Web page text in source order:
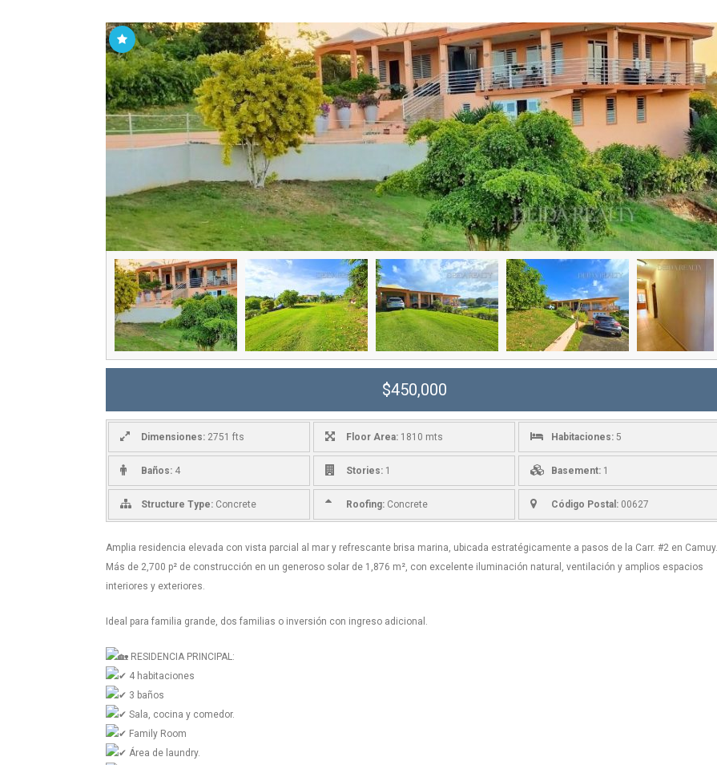
$450,000
Dimensiones: 2751 fts Floor Area:1810 mts Habitaciones:5
Baños: 4 Stories:1 Basement:1
Structure Type: Concrete Roofing:Concrete Código Postal:00627
Amplia residencia elevada con vista parcial al mar y refrescante brisa marina, ubicada estratégicamente a pasos de la Carr. #2 en Camuy.
Más de 2,700 p² de construcción en un generoso solar de 1,876 m², con excelente iluminación natural, ventilación y amplios espacios
interiores y exteriores.
Ideal para familia grande, dos familias o inversión con ingreso adicional.
RESIDENCIA PRINCIPAL:
4 habitaciones
3 baños
Sala, cocina y comedor.
Family Room
Área de laundry.